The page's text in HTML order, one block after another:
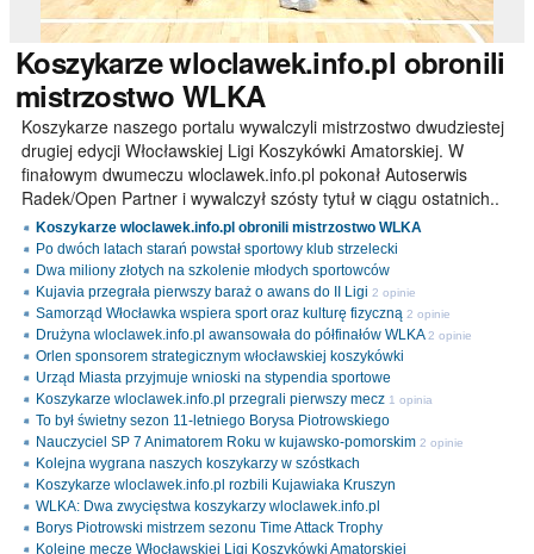
Koszykarzewloclawek.info.pl obronili
mistrzostwo WLKA
Koszykarze naszego portalu wywalczyli mistrzostwo dwudziestej
drugiej edycji Włocławskiej Ligi Koszykówki Amatorskiej. W
finałowym dwumeczu wloclawek.info.pl pokonał Autoserwis
Radek/Open Partner i wywalczył szósty tytuł w ciągu ostatnich..
Koszykarze wloclawek.info.pl obronili mistrzostwo WLKA
Po dwóch latach starań powstał sportowy klub strzelecki
Dwa miliony złotych na szkolenie młodych sportowców
Kujavia przegrała pierwszy baraż o awans do II Ligi 2 opinie
Samorząd Włocławka wspiera sport oraz kulturę fizyczną 2 opinie
Drużyna wloclawek.info.pl awansowała do półfinałów WLKA 2 opinie
Orlen sponsorem strategicznym włocławskiej koszykówki
Urząd Miasta przyjmuje wnioski na stypendia sportowe
Koszykarze wloclawek.info.pl przegrali pierwszy mecz 1 opinia
To był świetny sezon 11-letniego Borysa Piotrowskiego
Nauczyciel SP 7 Animatorem Roku w kujawsko-pomorskim 2 opinie
Kolejna wygrana naszych koszykarzy w szóstkach
Koszykarze wloclawek.info.pl rozbili Kujawiaka Kruszyn
WLKA: Dwa zwycięstwa koszykarzy wloclawek.info.pl
Borys Piotrowski mistrzem sezonu Time Attack Trophy
Kolejne mecze Włocławskiej Ligi Koszykówki Amatorskiej